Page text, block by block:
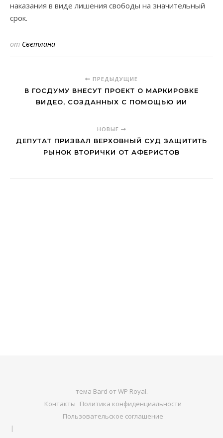
наказания в виде лишения свободы на значительный
срок.
от Светлана
ПРЕДЫДУЩИЕ
В ГОСДУМУ ВНЕСУТ ПРОЕКТ О МАРКИРОВКЕ
ВИДЕО, СОЗДАННЫХ С ПОМОЩЬЮ ИИ
НОВЫЕ
ДЕПУТАТ ПРИЗВАЛ ВЕРХОВНЫЙ СУД ЗАЩИТИТЬ
РЫНОК ВТОРИЧКИ ОТ АФЕРИСТОВ
тема Bard от WP Royal.
Контакты Политика конфиденциальности
Пользовательское соглашение